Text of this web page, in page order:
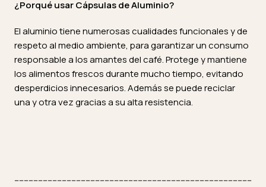
¿Porqué usar Cápsulas de Aluminio?
El aluminio tiene numerosas cualidades funcionales y de
respeto al medio ambiente, para garantizar un consumo
responsable a los amantes del café. Protege y mantiene
los alimentos frescos durante mucho tiempo, evitando
desperdicios innecesarios. Además se puede reciclar
una y otra vez gracias a su alta resistencia.
----------------------------------------------------------------------------------------------------